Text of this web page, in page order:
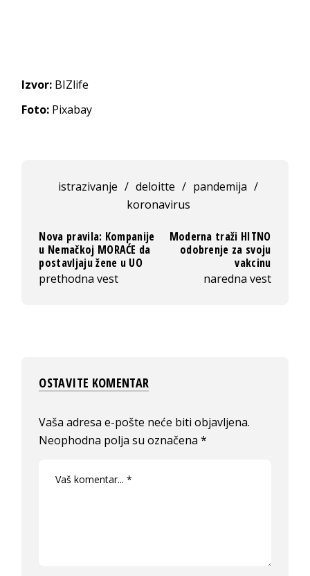
Izvor: BIZlife
Foto: Pixabay
istrazivanje / deloitte / pandemija /
koronavirus
Nova pravila: Kompanije
u Nemačkoj MORAĆE da
postavljaju žene u UO
prethodna vest
Moderna traži HITNO
odobrenje za svoju
vakcinu
naredna vest
OSTAVITE KOMENTAR
Vaša adresa e-pošte neće biti objavljena.
Neophodna polja su označena*